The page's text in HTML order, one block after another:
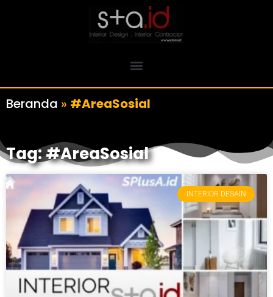
Beranda » #AreaSosial
Tag: #AreaSosial
INTERIOR DESAIN